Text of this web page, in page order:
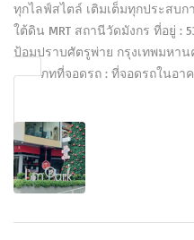
ทุกไลฟ์สไตล์ เติมเต็มทุกประสบ
ใต้ดิน MRT สถานีวัดมังกร ที่อยู่ :
ป้อมปราบศัตรูพ่าย กรุงเทพมหาน
ประเภทที่จอดรถ : ที่จอดรถในอา